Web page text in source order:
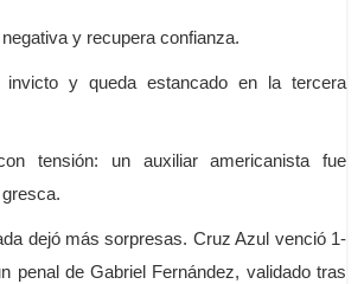
y recupera confianza.
invicto y queda estancado en la tercera
tensión: un auxiliar americanista fue
dejó más sorpresas. Cruz Azul venció 1-
penal de Gabriel Fernández, validado tras